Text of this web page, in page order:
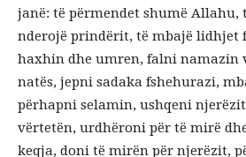
janë: të përmendet shumë Allahu,
nderojë prindërit, të mbajë lidhjet
haxhin dhe umren, falni namazin
natës, jepni sadaka fshehurazi,
përhapni selamin, ushqeni
vërtetën, urdhëroni për të mirë
keqja, doni të mirën për njerëzit,